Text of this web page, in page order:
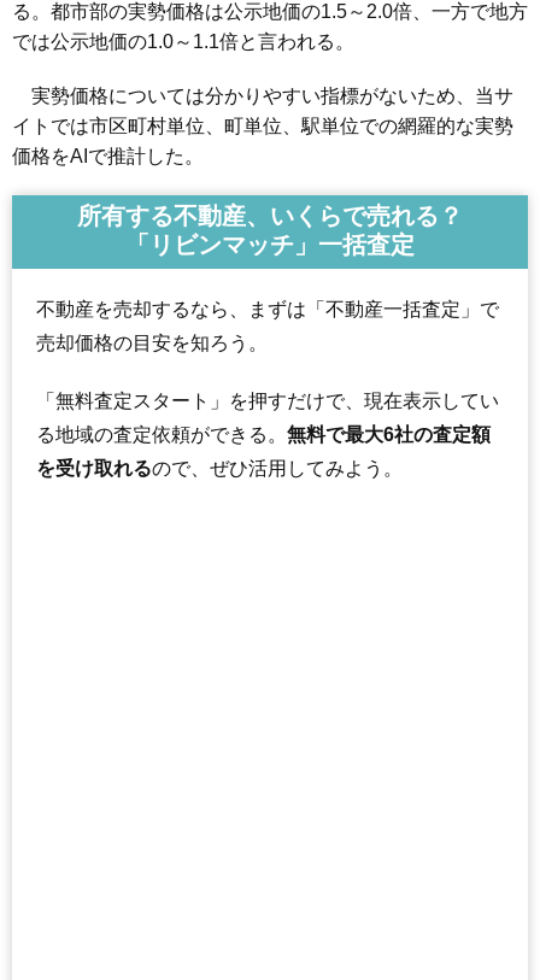
る。都市部の実勢価格は公示地価の1.5～2.0倍、一方で地方
では公示地価の1.0～1.1倍と言われる。
実勢価格については分かりやすい指標がないため、当サ
イトでは市区町村単位、町単位、駅単位での網羅的な実勢
価格をAIで推計した。
所有する不動産、いくらで売れる？
「リビンマッチ」一括査定
不動産を売却するなら、まずは「不動産一括査定」で
売却価格の目安を知ろう。
「無料査定スタート」を押すだけで、現在表示してい
る地域の査定依頼ができる。 無料で最大6社の査定額
を受け取れるので、ぜひ活用してみよう。